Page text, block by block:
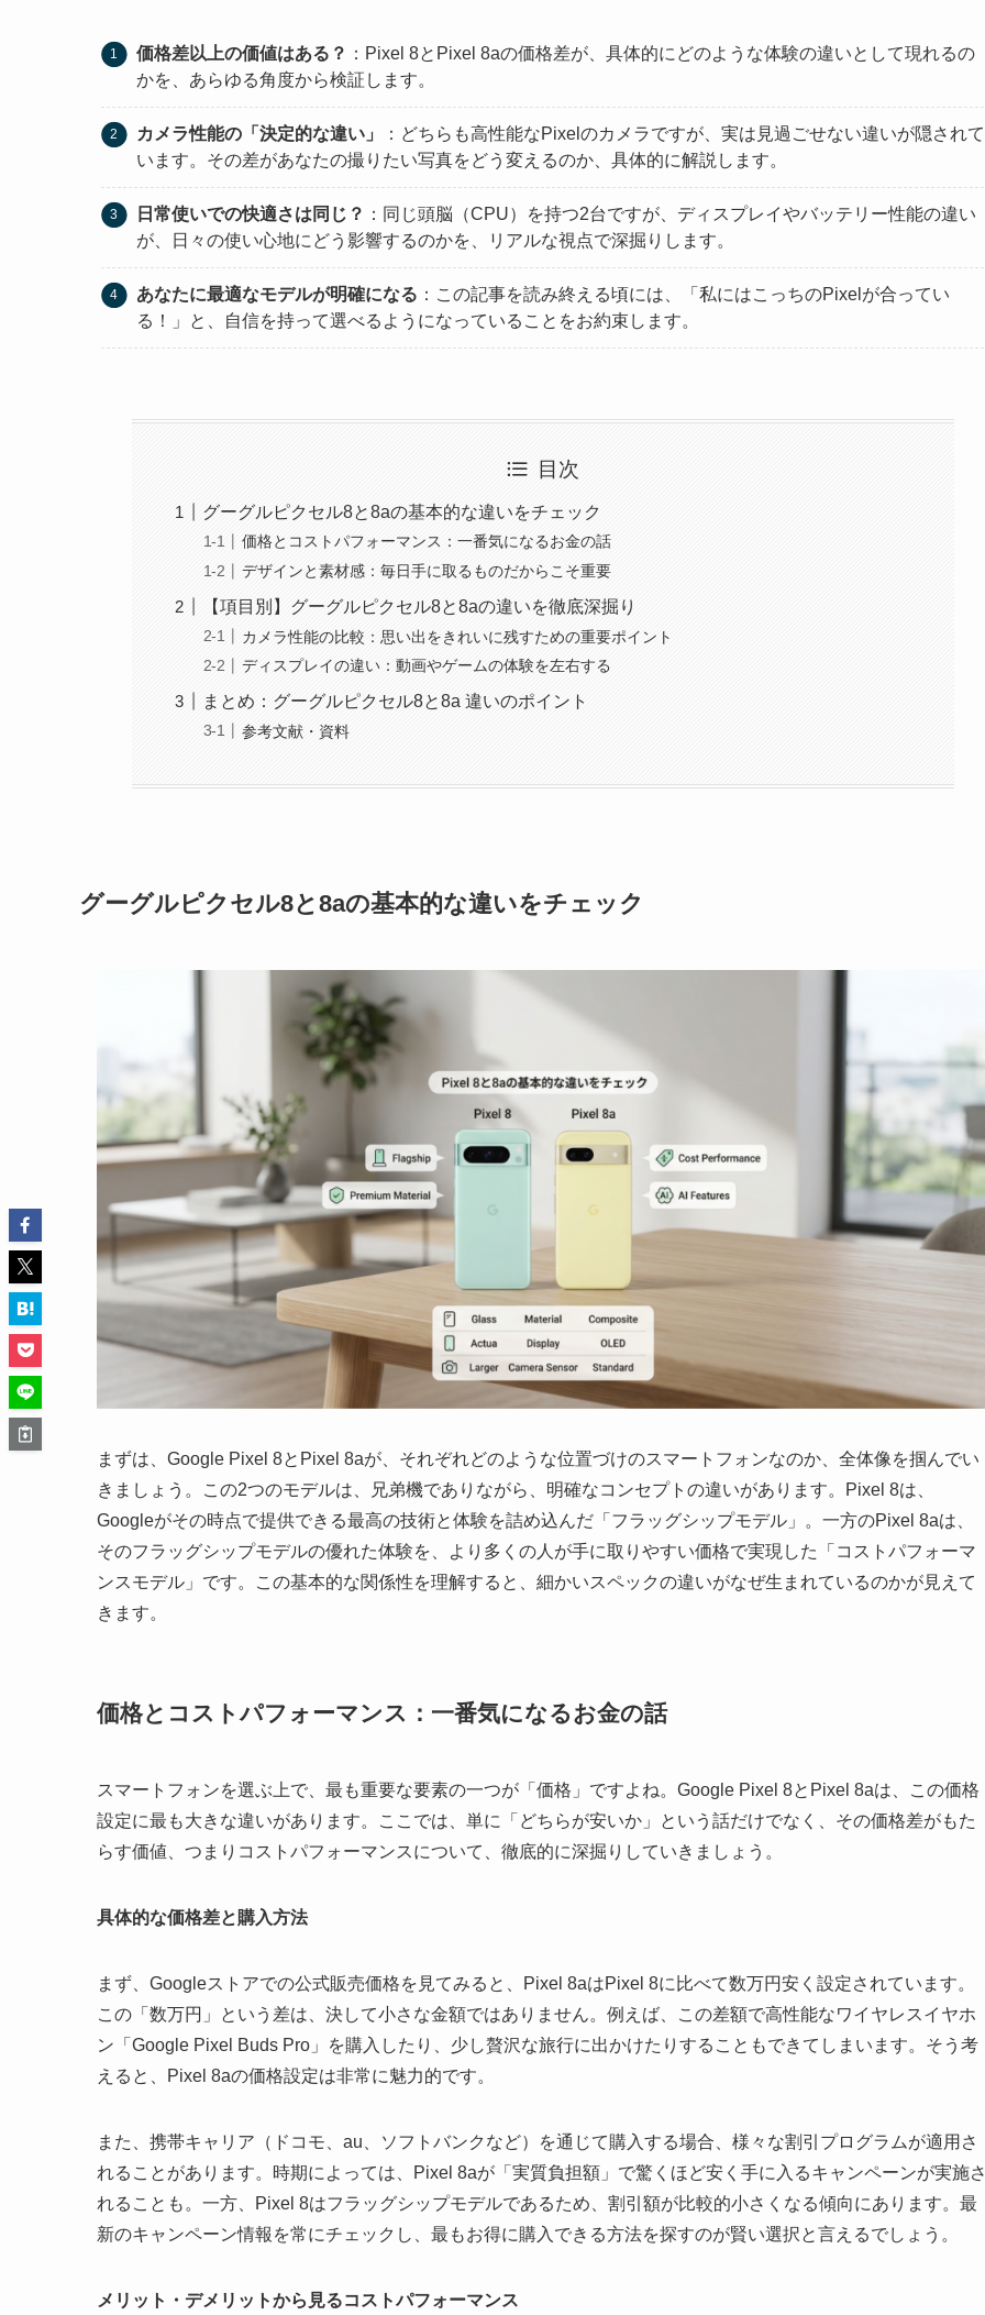
価格差以上の価値はある？ ：Pixel 8とPixel 8aの価格差が、具体的にどのような体験の違いとして現れるの
かを、あらゆる角度から検証します。
カメラ性能の「決定的な違い」
：どちらも高性能なPixelのカメラですが、実は見過ごせない違いが隠されて
います。その差があなたの撮りたい写真をどう変えるのか、具体的に解説します。
日常使いでの快適さは同じ？ ：同じ頭脳（CPU）を持つ2台ですが、ディスプレイやバッテリー性能の違い
が、日々の使い心地にどう影響するのかを、リアルな視点で深掘りします。
あなたに最適なモデルが明確になる ：この記事を読み終える頃には、「私にはこっちのPixelが合ってい
る！」と、自信を持って選べるようになっていることをお約束します。
目次
グーグルピクセル8と8aの基本的な違いをチェック
価格とコストパフォーマンス：一番気になるお金の話
デザインと素材感：毎日手に取るものだからこそ重要
【項目別】グーグルピクセル8と8aの違いを徹底深掘り
カメラ性能の比較：思い出をきれいに残すための重要ポイント
ディスプレイの違い：動画やゲームの体験を左右する
まとめ：グーグルピクセル8と8a 違いのポイント
参考文献・資料
グーグルピクセル8と8aの基本的な違いをチェック
まずは、Google Pixel 8とPixel 8aが、それぞれどのような位置づけのスマートフォンなのか、全体像を掴んでい
きましょう。この2つのモデルは、兄弟機でありながら、明確なコンセプトの違いがあります。Pixel 8は、
Googleがその時点で提供できる最高の技術と体験を詰め込んだ「フラッグシップモデル」。一方のPixel 8aは、
そのフラッグシップモデルの優れた体験を、より多くの人が手に取りやすい価格で実現した「コストパフォーマ
ンスモデル」です。この基本的な関係性を理解すると、細かいスペックの違いがなぜ生まれているのかが見えて
きます。
価格とコストパフォーマンス：一番気になるお金の話
スマートフォンを選ぶ上で、最も重要な要素の一つが「価格」ですよね。Google Pixel 8とPixel 8aは、この価格
設定に最も大きな違いがあります。ここでは、単に「どちらが安いか」という話だけでなく、その価格差がもた
らす価値、つまりコストパフォーマンスについて、徹底的に深掘りしていきましょう。
具体的な価格差と購入方法
まず、Googleストアでの公式販売価格を見てみると、Pixel 8aはPixel 8に比べて数万円安く設定されています。
この「数万円」という差は、決して小さな金額ではありません。例えば、この差額で高性能なワイヤレスイヤホ
ン「Google Pixel Buds Pro」を購入したり、少し贅沢な旅行に出かけたりすることもできてしまいます。そう考
えると、Pixel 8aの価格設定は非常に魅力的です。
また、携帯キャリア（ドコモ、au、ソフトバンクなど）を通じて購入する場合、様々な割引プログラムが適用さ
れることがあります。時期によっては、Pixel 8aが「実質負担額」で驚くほど安く手に入るキャンペーンが実施さ
れることも。一方、Pixel 8はフラッグシップモデルであるため、割引額が比較的小さくなる傾向にあります。最
新のキャンペーン情報を常にチェックし、最もお得に購入できる方法を探すのが賢い選択と言えるでしょう。
メリット・デメリットから見るコストパフォーマンス